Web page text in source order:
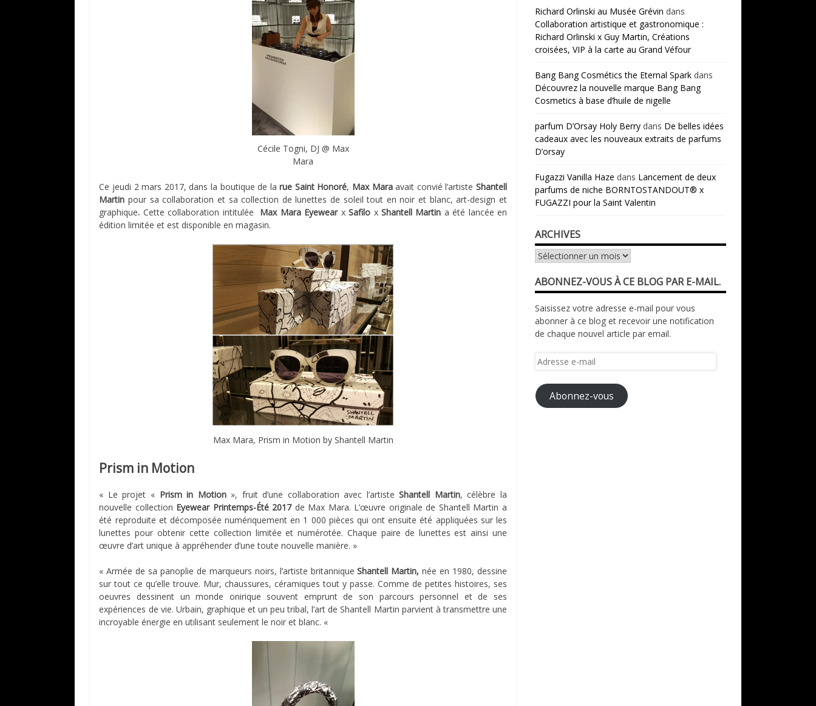
Cécile Togni, DJ @ Max
Mara
Ce jeudi 2 mars 2017, dans la boutique de larue Saint Honoré, Max Maraavait convié l’artisteShantell
Martin pour sa collaboration et sa collection de lunettes de soleil tout en noir et blanc, art-design et
graphique. Cette collaboration intitulée Max Mara EyewearxSafilo x Shantell Martin a été lancée en
édition limitée et est disponible en magasin.
Max Mara, Prism in Motion by Shantell Martin
Prism in Motion
« Le projet « Prism in Motion», fruit d’une collaboration avec l’artisteShantell Martin, célèbre la
nouvelle collection Eyewear Printemps-Été 2017de Max Mara. L’œuvre originale de Shantell Martin a
été reproduite et décomposée numériquement en 1 000 pièces qui ont ensuite été appliquées sur les
lunettes pour obtenir cette collection limitée et numérotée. Chaque paire de lunettes est ainsi une
œuvre d’art unique à appréhender d’une toute nouvelle manière. »
« Armée de sa panoplie de marqueurs noirs, l’artiste britanniqueShantell Martin, née en 1980, dessine
sur tout ce qu’elle trouve. Mur, chaussures, céramiques tout y passe. Comme de petites histoires, ses
oeuvres dessinent un monde onirique souvent emprunt de son parcours personnel et de ses
expériences de vie. Urbain, graphique et un peu tribal, l’art de Shantell Martin parvient à transmettre une
incroyable énergie en utilisant seulement le noir et blanc. «
Richard Orlinski au Musée Grévin dans
Collaboration artistique et gastronomique :
Richard Orlinski x Guy Martin, Créations
croisées, VIP à la carte au Grand Véfour
Bang Bang Cosmétics the Eternal Spark dans
Découvrez la nouvelle marque Bang Bang
Cosmetics à base d’huile de nigelle
parfum D’Orsay Holy Berry dans De belles idées
cadeaux avec les nouveaux extraits de parfums
D’orsay
Fugazzi Vanilla Haze dans Lancement de deux
parfums de niche BORNTOSTANDOUT® x
FUGAZZI pour la Saint Valentin
ARCHIVES
Archives
ABONNEZ-VOUS À CE BLOG PAR E-MAIL.
Saisissez votre adresse e-mail pour vous
abonner à ce blog et recevoir une notification
de chaque nouvel article par email.
Adresse
mail
Abonnez-vous